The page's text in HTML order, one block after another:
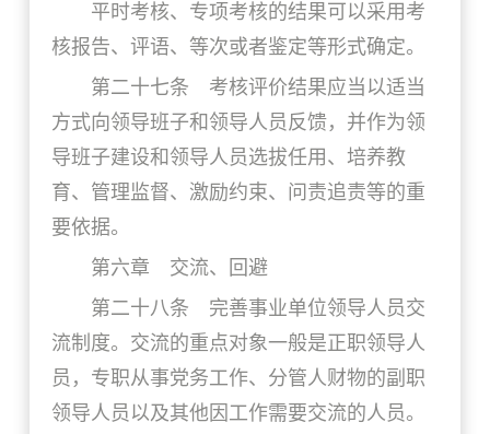
平时考核、专项考核的结果可以采用考
核报告、评语、等次或者鉴定等形式确定。
第二十七条 考核评价结果应当以适当
方式向领导班子和领导人员反馈，并作为领
导班子建设和领导人员选拔任用、培养教
育、管理监督、激励约束、问责追责等的重
要依据。
第六章 交流、回避
第二十八条 完善事业单位领导人员交
流制度。交流的重点对象一般是正职领导人
员，专职从事党务工作、分管人财物的副职
领导人员以及其他因工作需要交流的人员。